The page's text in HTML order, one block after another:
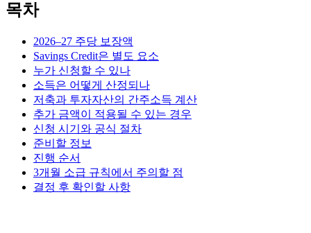
목차
2026–27 주당 보장액
Savings Credit은 별도 요소
누가 신청할 수 있나
소득은 어떻게 산정되나
저축과 투자자산의 간주소득 계산
추가 금액이 적용될 수 있는 경우
신청 시기와 공식 절차
준비할 정보
진행 순서
3개월 소급 규칙에서 주의할 점
결정 후 확인할 사항